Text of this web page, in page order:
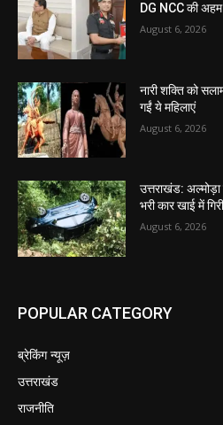
DG NCC की अहम
August 6, 2026
नारी शक्ति को
गईं ये महिलाएं
August 6, 2026
उत्तराखंड:
भरी कार खाई में
August 6, 2026
POPULAR CATEGORY
ब्रेकिंग न्यूज़
उत्तराखंड
राजनीति